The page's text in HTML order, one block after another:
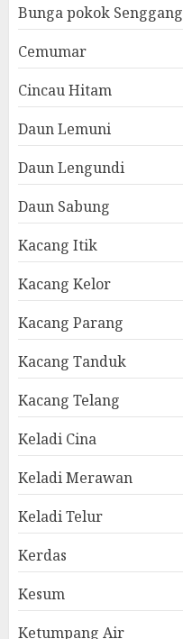
Bunga pokok Senggang
Cemumar
Cincau Hitam
Daun Lemuni
Daun Lengundi
Daun Sabung
Kacang Itik
Kacang Kelor
Kacang Parang
Kacang Tanduk
Kacang Telang
Keladi Cina
Keladi Merawan
Keladi Telur
Kerdas
Kesum
Ketumpang Air